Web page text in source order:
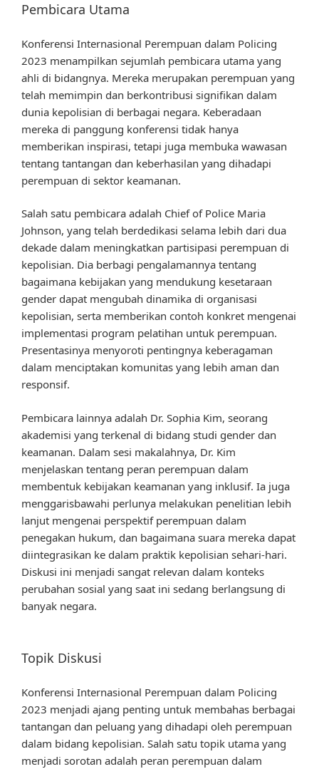
Pembicara Utama
Konferensi Internasional Perempuan dalam Policing
2023 menampilkan sejumlah pembicara utama yang
ahli di bidangnya. Mereka merupakan perempuan yang
telah memimpin dan berkontribusi signifikan dalam
dunia kepolisian di berbagai negara. Keberadaan
mereka di panggung konferensi tidak hanya
memberikan inspirasi, tetapi juga membuka wawasan
tentang tantangan dan keberhasilan yang dihadapi
perempuan di sektor keamanan.
Salah satu pembicara adalah Chief of Police Maria
Johnson, yang telah berdedikasi selama lebih dari dua
dekade dalam meningkatkan partisipasi perempuan di
kepolisian. Dia berbagi pengalamannya tentang
bagaimana kebijakan yang mendukung kesetaraan
gender dapat mengubah dinamika di organisasi
kepolisian, serta memberikan contoh konkret mengenai
implementasi program pelatihan untuk perempuan.
Presentasinya menyoroti pentingnya keberagaman
dalam menciptakan komunitas yang lebih aman dan
responsif.
Pembicara lainnya adalah Dr. Sophia Kim, seorang
akademisi yang terkenal di bidang studi gender dan
keamanan. Dalam sesi makalahnya, Dr. Kim
menjelaskan tentang peran perempuan dalam
membentuk kebijakan keamanan yang inklusif. Ia juga
menggarisbawahi perlunya melakukan penelitian lebih
lanjut mengenai perspektif perempuan dalam
penegakan hukum, dan bagaimana suara mereka dapat
diintegrasikan ke dalam praktik kepolisian sehari-hari.
Diskusi ini menjadi sangat relevan dalam konteks
perubahan sosial yang saat ini sedang berlangsung di
banyak negara.
Topik Diskusi
Konferensi Internasional Perempuan dalam Policing
2023 menjadi ajang penting untuk membahas berbagai
tantangan dan peluang yang dihadapi oleh perempuan
dalam bidang kepolisian. Salah satu topik utama yang
menjadi sorotan adalah peran perempuan dalam